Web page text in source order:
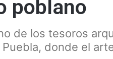
poblano
de los tesoros
donde el